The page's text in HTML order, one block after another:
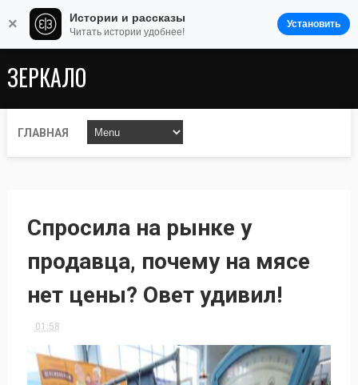
ЗЕРКАЛО
ГЛАВНАЯ
Спросила на рынке у
продавца, почему на мясе
нет цены? Овет удивил!
01:58
× Истории и рассказы
Читать истории удобнее!
Установить